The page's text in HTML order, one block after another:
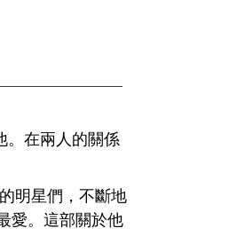
。在兩人的關係
明星們，不斷地
愛。這部關於他